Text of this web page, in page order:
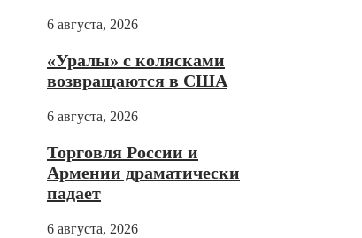
6 августа, 2026
«Уралы» с колясками
возвращаются в США
6 августа, 2026
Торговля России и
Армении драматически
падает
6 августа, 2026